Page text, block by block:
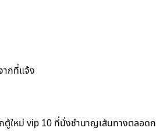
ากที่แจ้ง
ใหม่ vip 10 ที่นั่งชำนาญเส้นทางตลอดก